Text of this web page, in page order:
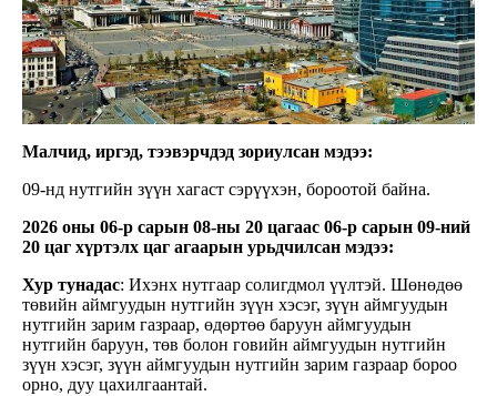
Малчид, иргэд, тээвэрчдэд зориулсан мэдээ:
09-нд нутгийн зүүн хагаст сэрүүхэн, бороотой байна.
2026 оны 06-р сарын 08-ны 20 цагаас 06-р сарын 09-ний
20 цаг хүртэлх цаг агаарын урьдчилсан мэдээ:
Хур тунадас: Ихэнх нутгаар солигдмол үүлтэй. Шөнөдөө
төвийн аймгуудын нутгийн зүүн хэсэг, зүүн аймгуудын
нутгийн зарим газраар, өдөртөө баруун аймгуудын
нутгийн баруун, төв болон говийн аймгуудын нутгийн
зүүн хэсэг, зүүн аймгуудын нутгийн зарим газраар бороо
орно, дуу цахилгаантай.